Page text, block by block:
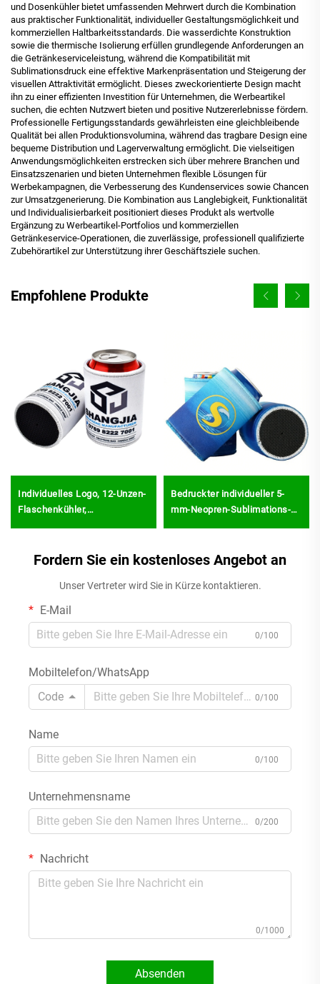
und Dosenkühler bietet umfassenden Mehrwert durch die Kombination
aus praktischer Funktionalität, individueller Gestaltungsmöglichkeit und
kommerziellen Haltbarkeitsstandards. Die wasserdichte Konstruktion
sowie die thermische Isolierung erfüllen grundlegende Anforderungen an
die Getränkeserviceleistung, während die Kompatibilität mit
Sublimationsdruck eine effektive Markenpräsentation und Steigerung der
visuellen Attraktivität ermöglicht. Dieses zweckorientierte Design macht
ihn zu einer effizienten Investition für Unternehmen, die Werbeartikel
suchen, die echten Nutzwert bieten und positive Nutzererlebnisse fördern.
Professionelle Fertigungsstandards gewährleisten eine gleichbleibende
Qualität bei allen Produktionsvolumina, während das tragbare Design eine
bequeme Distribution und Lagerverwaltung ermöglicht. Die vielseitigen
Anwendungsmöglichkeiten erstrecken sich über mehrere Branchen und
Einsatzszenarien und bieten Unternehmen flexible Lösungen für
Werbekampagnen, die Verbesserung des Kundenservices sowie Chancen
zur Umsatzgenerierung. Die Kombination aus Langlebigkeit, Funktionalität
und Individualisierbarkeit positioniert dieses Produkt als wertvolle
Ergänzung zu Werbeartikel-Portfolios und kommerziellen
Getränkeservice-Operationen, die zuverlässige, professionell qualifizierte
Zubehörartikel zur Unterstützung ihrer Geschäftsziele suchen.
Empfohlene Produkte
Individuelles Logo, 12-Unzen-
Flaschenkühler,
Dosenhülle, Stubby-Halter,
Bedruckter individueller 5-
mm-Neopren-Sublimations-
von Bierdosen mit OEM-Logo,
Fordern Sie ein kostenloses Angebot an
Unser Vertreter wird Sie in Kürze kontaktieren.
E-Mail
0/100
Mobiltelefon/WhatsApp
Code
0/100
Name
0/100
Unternehmensname
0/200
Nachricht
0/1000
Absenden